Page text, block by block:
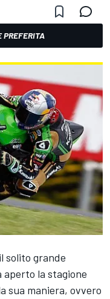
PREFERITA
solito grande
aperto la stagione
sua maniera, ovvero